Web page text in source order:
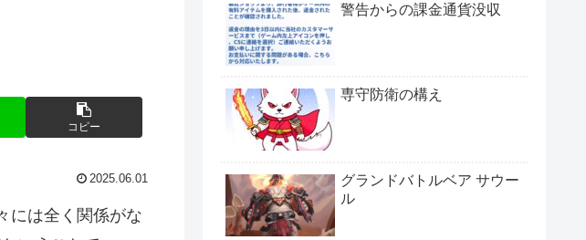
コピー
2025.06.01
には全く関係がな
警告からの課金通貨没収
専守防衛の構え
グランドバトルベア サウー
ル